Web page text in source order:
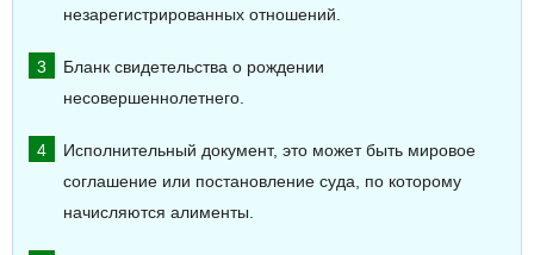
незарегистрированных отношений.
Бланк свидетельства о рождении
несовершеннолетнего.
Исполнительный документ, это может быть мировое
соглашение или постановление суда, по которому
начисляются алименты.